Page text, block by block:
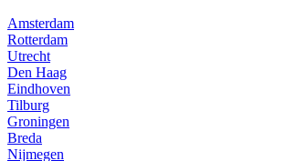
Amsterdam
Rotterdam
Utrecht
Den Haag
Eindhoven
Tilburg
Groningen
Breda
Nijmegen